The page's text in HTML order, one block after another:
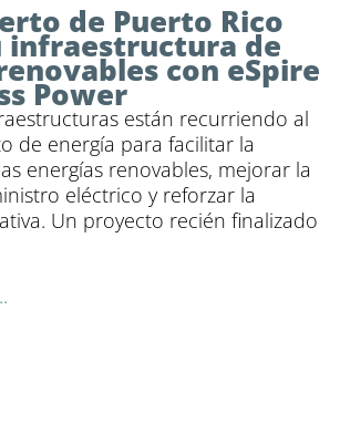
de Puerto Rico
infraestructura de
con eSpire
Power
están recurriendo al
de energía para facilitar la
energías renovables, mejorar la
eléctrico y reforzar la
Un proyecto recién finalizado